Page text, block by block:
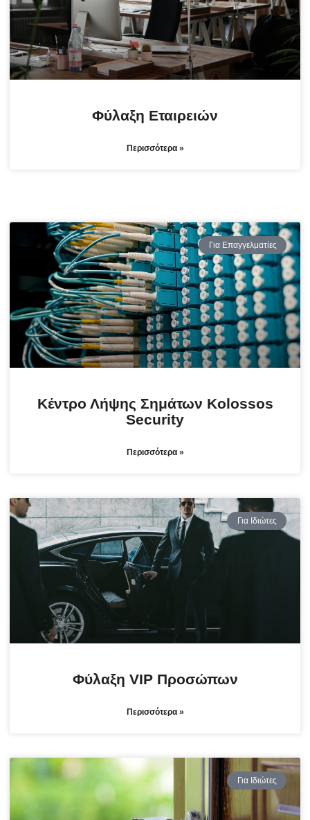
Φύλαξη Εταιρειών
Περισσότερα »
Για Επαγγελματίες
Κέντρο Λήψης Σημάτων Kolossos
Security
Περισσότερα »
Για Ιδιώτες
Φύλαξη VIP Προσώπων
Περισσότερα »
Για Ιδιώτες